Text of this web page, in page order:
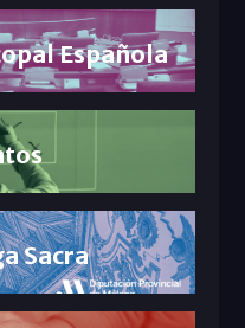
Española
Sacra